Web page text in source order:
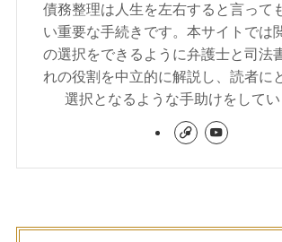
債務整理は人生を左右すると言って
い重要な手続きです。本サイトでは
の選択をできるように弁護士と司法
れの役割を中立的に解説し、読者に
選択となるような手助けをしてい